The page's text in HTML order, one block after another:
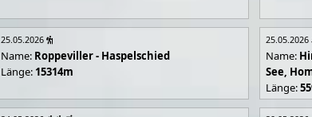
25.05.2026
Name: Roppeviller - Haspelschied
Länge: 15314m
25.05.2026
Name:
See,
Länge: